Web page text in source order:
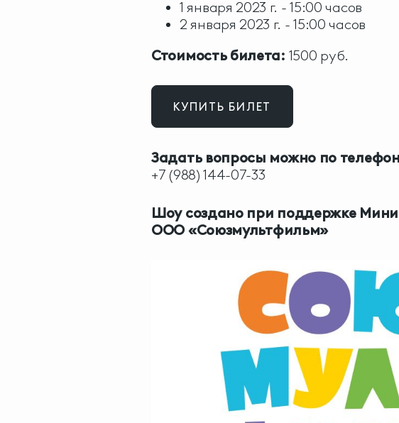
1 января 2023 г. - 15:00 часов
2 января 2023 г. - 15:00 часов
Стоимость билета: 1500 руб.
КУПИТЬ БИЛЕТ
Задать вопросы можно по
+7 (988) 144-07-33
Шоу создано при поддержке
ООО «Союзмультфильм»